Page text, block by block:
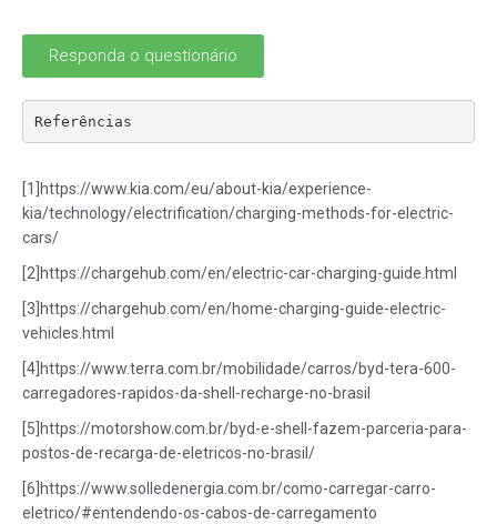
Responda o questionário
Referências
[1]https://www.kia.com/eu/about-kia/experience-
kia/technology/electrification/charging-methods-for-electric-
cars/
[2]https://chargehub.com/en/electric-car-charging-guide.html
[3]https://chargehub.com/en/home-charging-guide-electric-
vehicles.html
[4]https://www.terra.com.br/mobilidade/carros/byd-tera-600-
carregadores-rapidos-da-shell-recharge-no-brasil
[5]https://motorshow.com.br/byd-e-shell-fazem-parceria-para-
postos-de-recarga-de-eletricos-no-brasil/
[6]https://www.solledenergia.com.br/como-carregar-carro-
eletrico/#entendendo-os-cabos-de-carregamento